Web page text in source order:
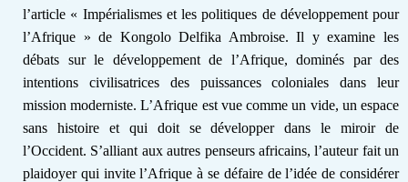
l’article « Impérialismes et les politiques de développement pour
l’Afrique » de Kongolo Delfika Ambroise. Il y examine les
débats sur le développement de l’Afrique, dominés par des
intentions civilisatrices des puissances coloniales dans leur
mission moderniste. L’Afrique est vue comme un vide, un espace
sans histoire et qui doit se développer dans le miroir de
l’Occident. S’alliant aux autres penseurs africains, l’auteur fait un
plaidoyer qui invite l’Afrique à se défaire de l’idée de considérer